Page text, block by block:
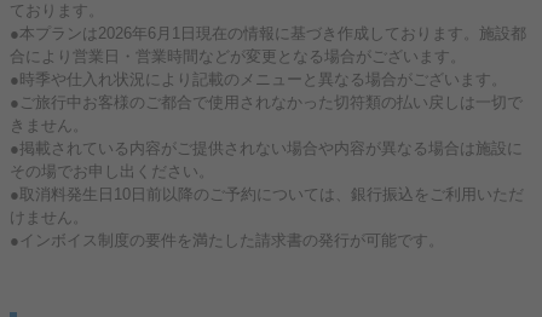
ております。
●本プランは2026年6月1日現在の情報に基づき作成しております。施設都
合により営業日・営業時間などが変更となる場合がございます。
●時季や仕入れ状況により記載のメニューと異なる場合がございます。
●ご旅行中お客様のご都合で使用されなかった切符類の払い戻しは一切で
きません。
●掲載されている内容がご提供されない場合や内容が異なる場合は施設に
その場でお申し出ください。
●取消料発生日10日前以降のご予約については、銀行振込をご利用いただ
けません。
●インボイス制度の要件を満たした請求書の発行が可能です。